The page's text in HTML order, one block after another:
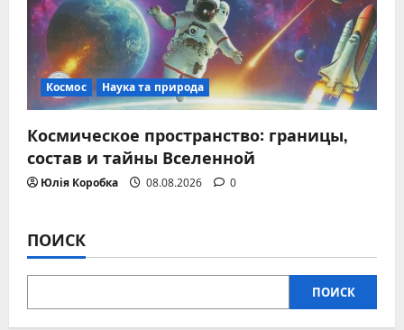
Космос Наука та природа
Космическое пространство: границы,
состав и тайны Вселенной
Юлія Коробка 08.08.2026 0
ПОИСК
ПОИСК